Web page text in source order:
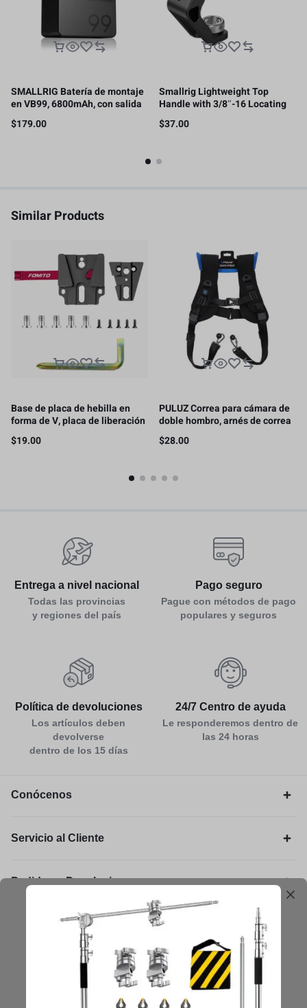
SMALLRIG Batería de montaje
en VB99, 6800mAh, con salida
de 100 W, carga completa 2H
$179.00
Smallrig Lightweight Top
Handle with 3/8″-16 Locating
Pins for ARRI, – 4757
$37.00
Similar Products
Base de placa de hebilla en
forma de V, placa de liberación
rápida
$19.00
PULUZ Correa para cámara de
doble hombro, arnés de correa
de cámara de liberación rápida
ajustable
$28.00
Entrega a nivel nacional
Todas las provincias
y regiones del país
Pago seguro
Pague con métodos de pago
populares y seguros
Política de devoluciones
Los artículos deben
devolverse
dentro de los 15 días
24/7 Centro de ayuda
Le responderemos dentro de
las 24 horas
Conócenos
Servicio al Cliente
Pedidos y Devoluciones
Mantengámonos en contacto
Obtenga consejos, sugerencias, actualizaciones y más.